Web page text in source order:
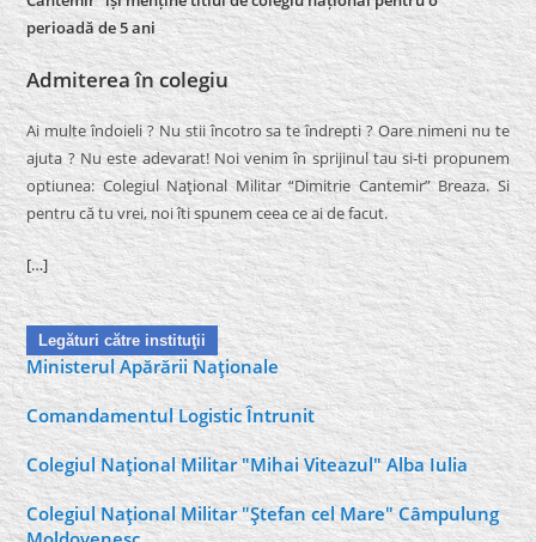
perioadă de 5 ani
Admiterea în colegiu
Ai multe îndoieli ? Nu stii încotro sa te îndrepti ? Oare nimeni nu te
ajuta ? Nu este adevarat! Noi venim în sprijinul tau si-ti propunem
optiunea: Colegiul Naţional Militar “Dimitrie Cantemir” Breaza. Si
pentru că tu vrei, noi îti spunem ceea ce ai de facut.
[…]
Legături către instituţii
Ministerul Apărării Naţionale
Comandamentul Logistic Întrunit
Colegiul Naţional Militar "Mihai Viteazul" Alba Iulia
Colegiul Naţional Militar "Ştefan cel Mare" Câmpulung